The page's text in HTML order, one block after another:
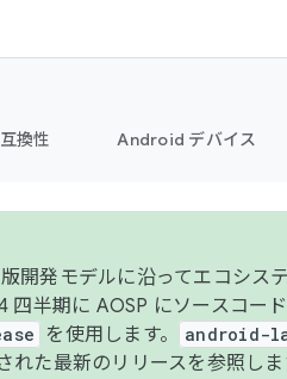
互換性 Android デバイス
開発モデルに沿ってエコシス
四半期に AOSP にソースコー
を使用します。 android-
れた最新のリリースを参照しま